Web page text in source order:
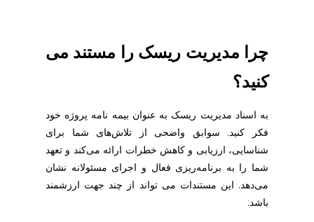
چرا مدیریت ریسک را مستند می
کنید؟
به اسناد مدیریت ریسک به عنوان بیمه نامه پروژه خود
فکر کنید. سوابق واضحی از تلاش‌های شما برای
شناسایی، ارزیابی و کاهش خطرات ارائه می‌کند و تعهد
شما را به برنامه‌ریزی فعال و اجرای مسئولانه نشان
می‌دهد. این مستندات می تواند از چند جهت ارزشمند
باشد: